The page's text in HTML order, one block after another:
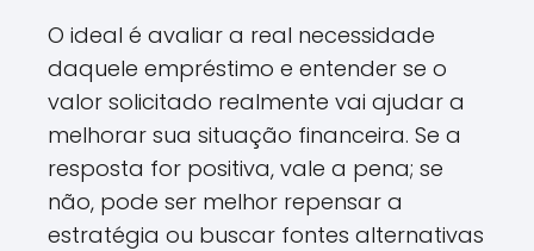
O ideal é avaliar a real necessidade
daquele empréstimo e entender se o
valor solicitado realmente vai ajudar a
melhorar sua situação financeira. Se a
resposta for positiva, vale a pena; se
não, pode ser melhor repensar a
estratégia ou buscar fontes alternativas